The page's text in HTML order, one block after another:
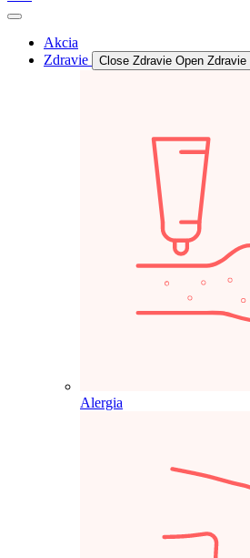
Akcia
Zdravie
Close Zdravie Open Zdravie
Alergia